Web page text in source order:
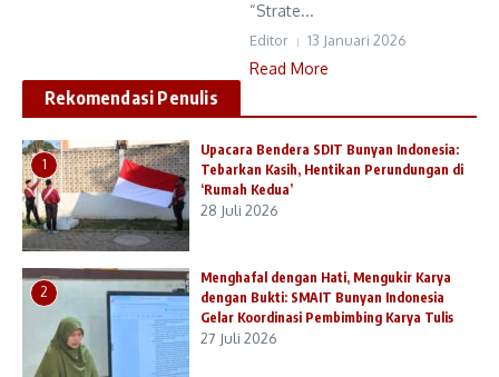
“Strate...
Editor 13 Januari 2026
Read More
Rekomendasi Penulis
1
Upacara Bendera SDIT Bunyan Indonesia:
Tebarkan Kasih, Hentikan Perundungan di
‘Rumah Kedua’
28 Juli 2026
2
Menghafal dengan Hati, Mengukir Karya
dengan Bukti: SMAIT Bunyan Indonesia
Gelar Koordinasi Pembimbing Karya Tulis
27 Juli 2026